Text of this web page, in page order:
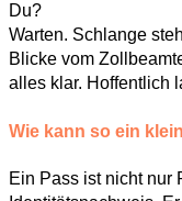
Du?
Warten. Schlange
Blicke vom
alles klar. Hoffentlich
Wie kann so ein
Ein Pass ist nicht nur